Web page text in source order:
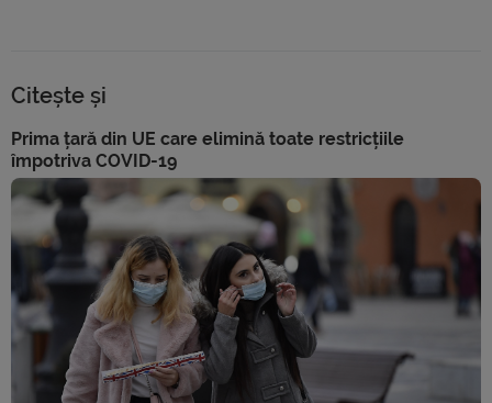
Citește și
Prima țară din UE care elimină toate restricțiile
împotriva COVID-19